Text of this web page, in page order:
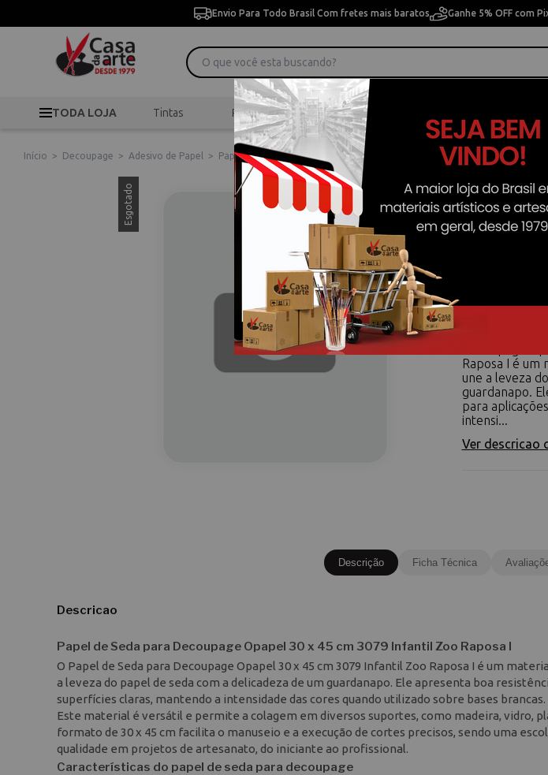
Envio Para Todo Brasil Com fretes mais baratos Ganhe 5% OFF com
TODA LOJA Tintas Pincéis Desenho
Início > Decoupage > Adesivo de Papel > Papel de Seda para Decoupage Opapel 30 x 45 cm - 3079 - Infantil Zoo
Esgotado
Papel de
x 45 cm -
Papel de
Raposa I é
une a leveza
guardanapo.
para
intensi...
Ver descricao
Descrição Ficha Técnica
Descricao
Papel de Seda para Decoupage Opapel 30 x 45 cm 3079 Infantil Zoo Raposa I
O Papel de Seda para Decoupage Opapel 30 x 45 cm 3079 Infantil Zoo Raposa I é um
a leveza do papel de seda com a delicadeza de um guardanapo. Ele apresenta boa
superfícies claras, mantendo a intensidade das cores quando utilizado sobre bases brancas.
Este material é versátil e permite a colagem em diversos suportes, como madeira, vidro,
formato de 30 x 45 cm facilita o manuseio e a execução de cortes precisos, sendo uma
qualidade em projetos de artesanato, do iniciante ao profissional.
Características do papel de seda para decoupage